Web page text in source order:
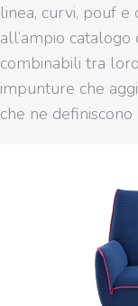
linea, curvi, pouf
all’ampio catalogo
combinabili tra
impunture che
che ne